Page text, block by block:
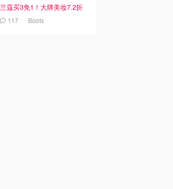
兰蔻买3免1！大牌美妆7.2折
117 Boots